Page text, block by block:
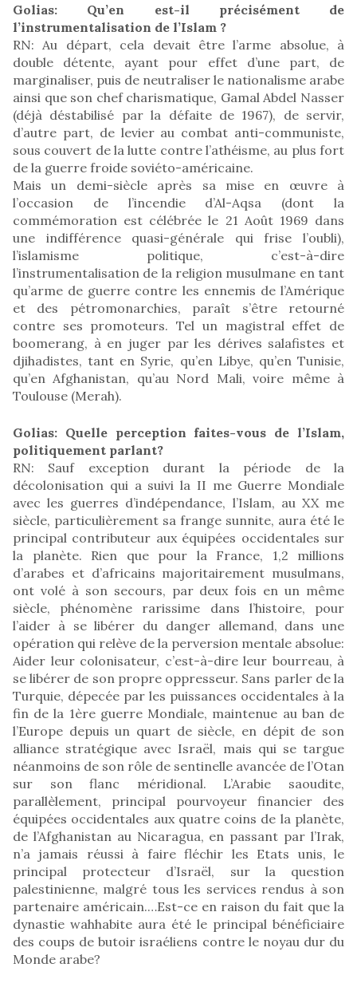
Golias: Qu’en est-il précisément de
l’instrumentalisation de l’Islam ?
RN: Au départ, cela devait être l’arme absolue, à
double détente, ayant pour effet d’une part, de
marginaliser, puis de neutraliser le nationalisme arabe
ainsi que son chef charismatique, Gamal Abdel Nasser
(déjà déstabilisé par la défaite de 1967), de servir,
d’autre part, de levier au combat anti-communiste,
sous couvert de la lutte contre l’athéisme, au plus fort
de la guerre froide soviéto-américaine.
Mais un demi-siècle après sa mise en œuvre à
l’occasion de l’incendie d’Al-Aqsa (dont la
commémoration est célébrée le 21 Août 1969 dans
une indifférence quasi-générale qui frise l’oubli),
l’islamisme politique, c’est-à-dire
l’instrumentalisation de la religion musulmane en tant
qu’arme de guerre contre les ennemis de l’Amérique
et des pétromonarchies, paraît s’être retourné
contre ses promoteurs. Tel un magistral effet de
boomerang, à en juger par les dérives salafistes et
djihadistes, tant en Syrie, qu’en Libye, qu’en Tunisie,
qu’en Afghanistan, qu’au Nord Mali, voire même à
Toulouse (Merah).
Golias: Quelle perception faites-vous de l’Islam,
politiquement parlant?
RN: Sauf exception durant la période de la
décolonisation qui a suivi la II me Guerre Mondiale
avec les guerres d’indépendance, l’Islam, au XX me
siècle, particulièrement sa frange sunnite, aura été le
principal contributeur aux équipées occidentales sur
la planète. Rien que pour la France, 1,2 millions
d’arabes et d’africains majoritairement musulmans,
ont volé à son secours, par deux fois en un même
siècle, phénomène rarissime dans l’histoire, pour
l’aider à se libérer du danger allemand, dans une
opération qui relève de la perversion mentale absolue:
Aider leur colonisateur, c’est-à-dire leur bourreau, à
se libérer de son propre oppresseur. Sans parler de la
Turquie, dépecée par les puissances occidentales à la
fin de la 1ère guerre Mondiale, maintenue au ban de
l’Europe depuis un quart de siècle, en dépit de son
alliance stratégique avec Israël, mais qui se targue
néanmoins de son rôle de sentinelle avancée de l’Otan
sur son flanc méridional. L’Arabie saoudite,
parallèlement, principal pourvoyeur financier des
équipées occidentales aux quatre coins de la planète,
de l’Afghanistan au Nicaragua, en passant par l’Irak,
n’a jamais réussi à faire fléchir les Etats unis, le
principal protecteur d’Israël, sur la question
palestinienne, malgré tous les services rendus à son
partenaire américain.…Est-ce en raison du fait que la
dynastie wahhabite aura été le principal bénéficiaire
des coups de butoir israéliens contre le noyau dur du
Monde arabe?